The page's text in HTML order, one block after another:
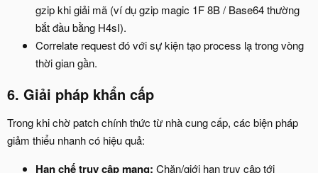
gzip khi giải mã (ví dụ gzip magic 1F 8B / Base64 thường
bắt đầu bằng H4sI).
Correlate request đó với sự kiện tạo process lạ trong vòng
thời gian gần.
6. Giải pháp khẩn cấp​
Trong khi chờ patch chính thức từ nhà cung cấp, các biện pháp
giảm thiểu nhanh có hiệu quả:
Hạn chế truy cập mạng: Chặn/giới hạn truy cập tới